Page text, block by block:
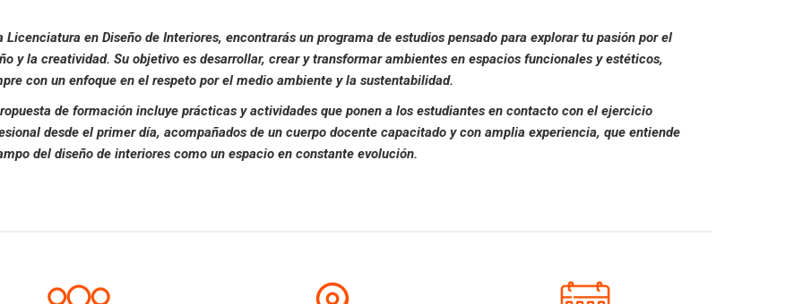
Licenciatura en Diseño de Interiores, encontrarás un programa de estudios pensado para explorar tu pasión por el
y la creatividad. Su objetivo es desarrollar, crear y transformar ambientes en espacios funcionales y estéticos,
con un enfoque en el respeto por el medio ambiente y la sustentabilidad.
de formación incluye prácticas y actividades que ponen a los estudiantes en contacto con el ejercicio
desde el primer día, acompañados de un cuerpo docente capacitado y con amplia experiencia, que entiende
del diseño de interiores como un espacio en constante evolución.